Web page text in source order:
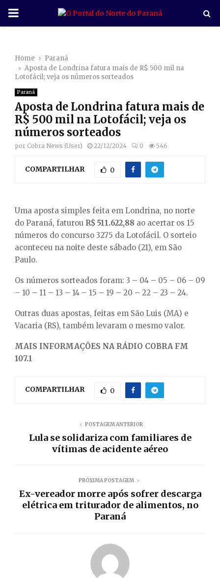
P
M
A
R
E
N
U
Home
Paraná
Aposta de Londrina fatura mais de R$ 500 mil na
Lotofácil; veja os números sorteados
Paraná
Aposta de Londrina fatura mais de
R$ 500 mil na Lotofácil; veja os
números sorteados
por Cobra News (User) 22/12/2024 0 546
COMPARTILHAR 0
Uma aposta simples feita em Londrina, no norte
do Paraná, faturou R$ 511.622,88 ao acertar os 15
números do concurso 3275 da Lotofácil. O sorteio
aconteceu na noite deste sábado (21), em São
Paulo.
Os números sorteados foram: 3 – 04 – 05 – 06 – 09
– 10 – 11 – 13 – 14 – 15 – 19 – 20 – 22 – 23 – 24.
Outras duas apostas, feitas em São Luis (MA) e
Vacaria (RS), também levaram o mesmo valor.
MAIS INFORMAÇÕES NA RÁDIO COBRA FM
107.1
COMPARTILHAR 0
POSTAGEM ANTERIOR
Lula se solidariza com familiares de
vítimas de acidente aéreo
PRÓXIMA POSTAGEM
Ex-vereador morre após sofrer descarga
elétrica em triturador de alimentos, no
Paraná